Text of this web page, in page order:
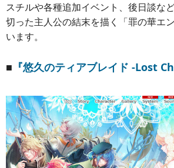
スチルや各種追加イベント、後日談な
切った主人公の結末を描く「罪の華エ
います。
■ 『悠久のティアブレイド -Lost